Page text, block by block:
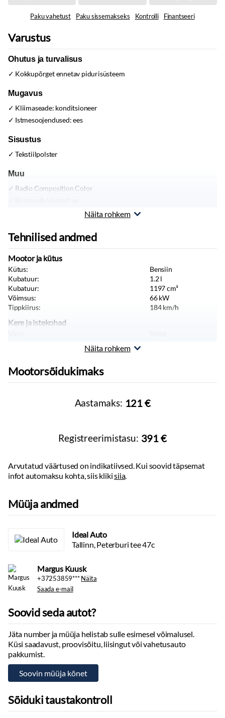
Paku vahetust Paku sissemakseks Kontrolli Finantseeri
Varustus
Ohutus ja turvalisus
Kokkupõrget ennetav pidurisüsteem
Mugavus
Kliimaseade: konditsioneer
Istmesoojendused:ees
Sisustus
Tekstiilpolster
Muu
Radio Composition Color
Näita rohkem
Tehnilised andmed
Mootor ja kütus
Kütus:
Bensiin
Kubatuur:
1.2l
Kubatuur:
1197cm³
Võimsus:
66kW
Tippkiirus:
184km/h
Kere ja istekohad
Kõrgus:
1590
Näita rohkem
Mootorsõidukimaks
Aastamaks: 121 €
Registreerimistasu: 391 €
Arvutatud väärtused on indikatiivsed. Kui soovid täpsemat
infot automaksu kohta, siis klikisiia.
Müüja andmed
Ideal Auto
Tallinn, Peterburi tee 47c
Margus Kuusk
+37253859***Näita
Saada e-mail
Soovid seda autot?
Jäta number ja müüja helistab sulle esimesel võimalusel.
Küsi saadavust, proovisõitu, liisingut või vahetusauto
pakkumist.
Sõiduki taustakontroll